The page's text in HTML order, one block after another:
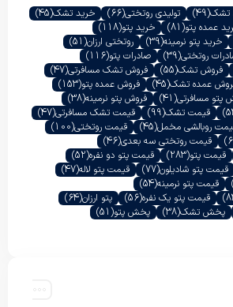
تشک(49) تولیدی روتختی(66) خرید تشک(45)
عمده پتو(81) خرید پتو(118)
خرید پتو نرمینه(39) روتختی ارزان(51)
روتختی(39) صادرات پتو(116)
فروش تشک(55) فروش تشک مسافرتی(47)
عمده تشک(45) فروش عمده پتو(153)
پتو مسافرتی(41) فروش پتو نرمینه(38)
قیمت تشک(99) قیمت تشک مسافرتی(47)
روبالشی مخمل(45) قیمت روتختی(100)
قیمت روتختی سه بعدی(46)
قیمت پتو(283) قیمت پتو دو نفره(52)
قیمت پتو شادیلون(77) قیمت پتو لاله(47)
قیمت پتو نرمینه(54)
قیمت پتو یک نفره(56) پتو ارزان(64)
پخش تشک(38) پخش پتو(51)